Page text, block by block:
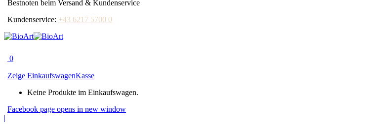
Bestnoten beim Versand & Kundenservice
Kundenservice: +43 6217 5700 0
0
Zeige EinkaufswagenKasse
Keine Produkte im Einkaufswagen.
Facebook page opens in new window
|